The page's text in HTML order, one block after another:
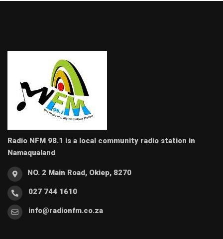
Radio NFM 98.1 is a local community radio station in
Namaqualand
NO. 2 Main Road, Okiep, 8270
027 744 1610
info@radionfm.co.za